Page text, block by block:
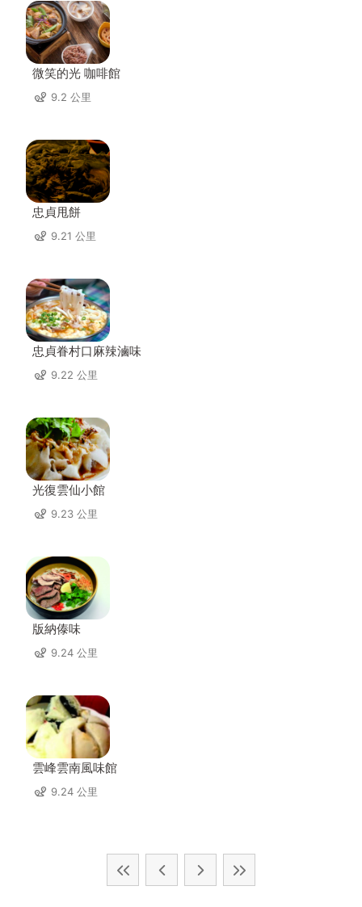
微笑的光 咖啡館
9.2 公里
忠貞甩餅
9.21 公里
忠貞眷村口麻辣滷味
9.22 公里
光復雲仙小館
9.23 公里
版納傣味
9.24 公里
雲峰雲南風味館
9.24 公里